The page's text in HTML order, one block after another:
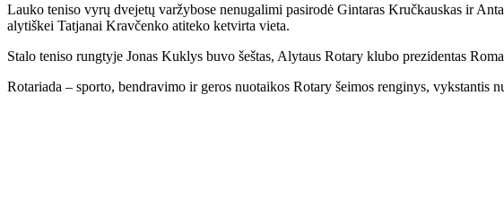
Lau­ko te­ni­so vy­rų dve­je­tų var­žy­bo­se ne­nu­ga­li­mi pa­si­ro­dė Gin­ta­ras Kruč­kaus­kas ir
aly­tiš­kei Tat­ja­nai Krav­čen­ko ati­te­ko ket­vir­ta vie­ta.
Sta­lo te­ni­so rung­ty­je Jo­nas Kuk­lys bu­vo šeš­tas, Aly­taus Ro­ta­ry klu­bo pre­zi­den­tas
Ro­ta­ria­da – spor­to, ben­dra­vi­mo ir ge­ros nuo­tai­kos Ro­ta­ry šei­mos ren­gi­nys,